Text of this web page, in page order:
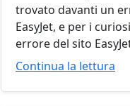
trovato davanti un
EasyJet, e per i
errore del sito
Continua la lettura